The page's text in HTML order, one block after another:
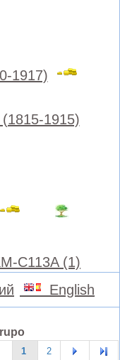
1917)
1915)
C113A (1)
English
1 2